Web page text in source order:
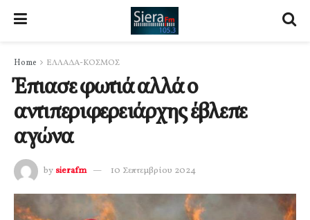
Home ΕΛΛΑΔΑ-ΚΟΣΜΟΣ
Έπιασε φωτιά αλλά ο
αντιπεριφερειάρχης έβλεπε
αγώνα
by sierafm 10 Σεπτεμβρίου 2024